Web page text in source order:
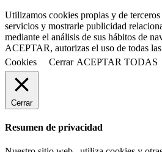
Utilizamos cookies propias y de
servicios y mostrarle publicidad
mediante el análisis de sus hábitos de
ACEPTAR, autorizas el uso de todas
Cookies
Cerrar ACEPTAR TODAS
Cerrar
Resumen de privacidad